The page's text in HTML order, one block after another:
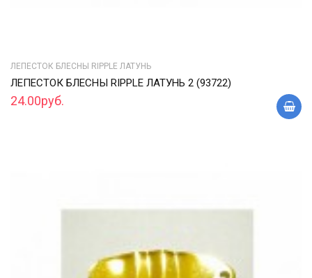
ЛЕПЕСТОК БЛЕСНЫ RIPPLE ЛАТУНЬ
ЛЕПЕСТОК БЛЕСНЫ RIPPLE ЛАТУНЬ 2 (93722)
24.00руб.